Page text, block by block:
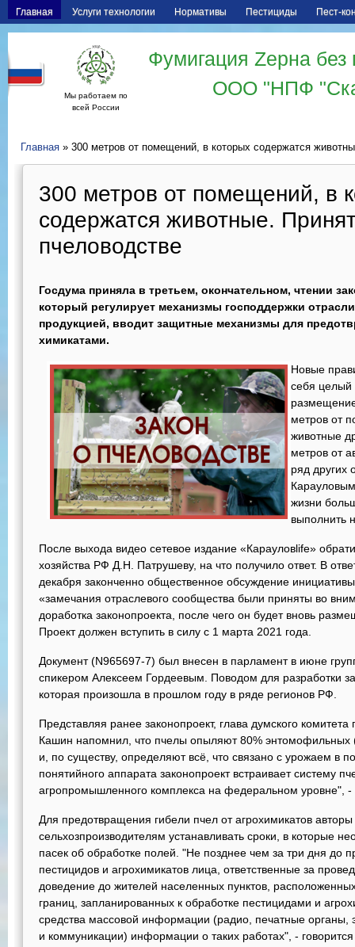
Главная Услуги технологии Нормативы Пестициды Пест-
Мы работаем по
всей России
Фумигация Zерна
ООО "НПФ
Главная » 300 метров от помещений, в которых содержатся
300 метров от помещений, в
содержатся животные.
пчеловодстве
Госдума приняла в третьем, окончательном, чтении
который регулирует механизмы господдержки
продукцией, вводит защитные механизмы для
химикатами.
Новые
себя целый
метров от
животные
метров от
ряд других
жизни
выполнить
После выхода видео сетевое издание «Карауловlife»
хозяйства РФ Д.Н. Патрушеву, на что получило ответ. В
декабря законченно общественное обсуждение
«замечания отраслевого сообщества были приняты во
доработка законопроекта, после чего он будет вновь
Проект должен вступить в силу с 1 марта 2021 года.
Документ (N965697-7) был внесен в парламент в июне
спикером Алексеем Гордеевым. Поводом для разработки
которая произошла в прошлом году в ряде регионов РФ.
Представляя ранее законопроект, глава думского
Кашин напомнил, что пчелы опыляют 80%
и, по существу, определяют всё, что связано с урожаем в
понятийного аппарата законопроект встраивает систему
агропромышленного комплекса на федеральном уровне", -
Для предотвращения гибели пчел от агрохимикатов
сельхозпроизводителям устанавливать сроки, в которые
пасек об обработке полей. "Не позднее чем за три дня до
пестицидов и агрохимикатов лица, ответственные за
доведение до жителей населенных пунктов,
границ, запланированных к обработке пестицидами и
средства массовой информации (радио, печатные органы,
и коммуникации) информации о таких работах", -